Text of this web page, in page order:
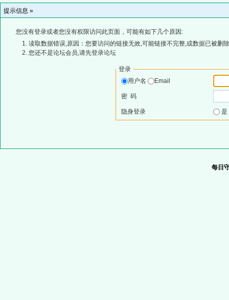
提示信息 »
您没有登录或者您没有权限访问此页面，可能有如下几个原因:
读取数据错误,原因：您要访问的链接无效,可能链接不完整,或数据已被删
您还不是论坛会员,请先登录论坛
登录
用户名
Email
密 码
隐身登录
每日